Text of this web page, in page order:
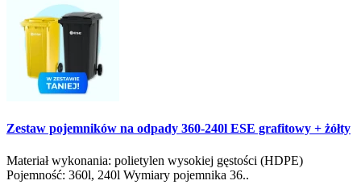
Zestaw pojemników na odpady 360-240l ESE grafitowy + żółty
Materiał wykonania: polietylen wysokiej gęstości (HDPE)
Pojemność: 360l, 240l Wymiary pojemnika 36..